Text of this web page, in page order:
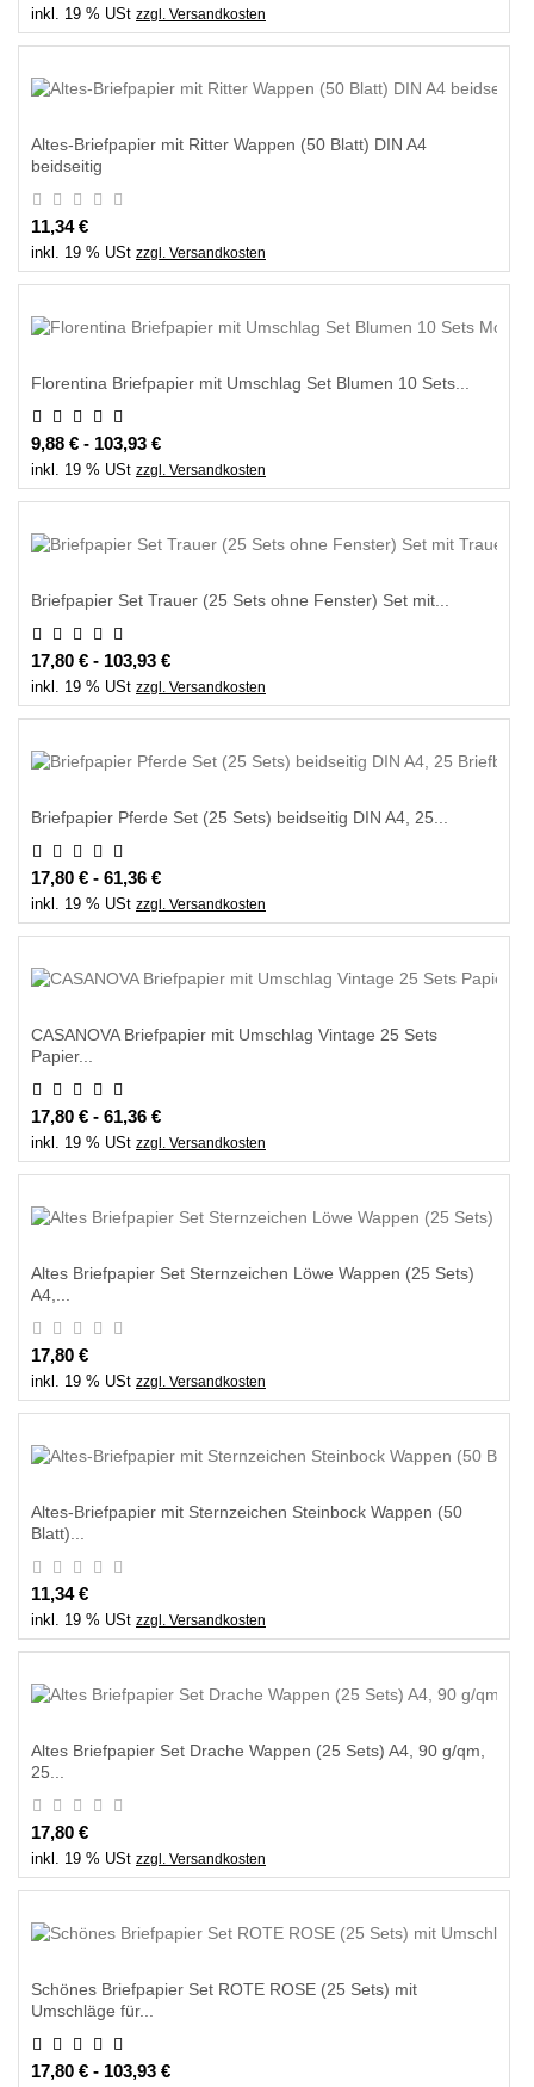
inkl. 19 % USt zzgl. Versandkosten
Altes-Briefpapier mit Ritter Wappen (50 Blatt) DIN A4
beidseitig
11,34 €
inkl. 19 % USt zzgl. Versandkosten
Florentina Briefpapier mit Umschlag Set Blumen 10 Sets...
9,88 € - 103,93 €
inkl. 19 % USt zzgl. Versandkosten
Briefpapier Set Trauer (25 Sets ohne Fenster) Set mit...
17,80 € - 103,93 €
inkl. 19 % USt zzgl. Versandkosten
Briefpapier Pferde Set (25 Sets) beidseitig DIN A4, 25...
17,80 € - 61,36 €
inkl. 19 % USt zzgl. Versandkosten
CASANOVA Briefpapier mit Umschlag Vintage 25 Sets
Papier...
17,80 € - 61,36 €
inkl. 19 % USt zzgl. Versandkosten
Altes Briefpapier Set Sternzeichen Löwe Wappen (25 Sets)
A4,...
17,80 €
inkl. 19 % USt zzgl. Versandkosten
Altes-Briefpapier mit Sternzeichen Steinbock Wappen (50
Blatt)...
11,34 €
inkl. 19 % USt zzgl. Versandkosten
Altes Briefpapier Set Drache Wappen (25 Sets) A4, 90 g/qm,
25...
17,80 €
inkl. 19 % USt zzgl. Versandkosten
Schönes Briefpapier Set ROTE ROSE (25 Sets) mit
Umschläge für...
17,80 € - 103,93 €